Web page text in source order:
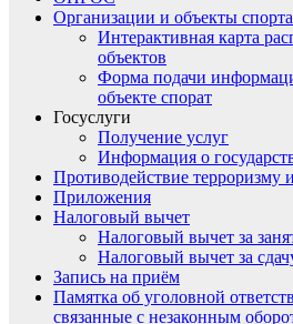
Организации и объекты спорта
Интерактивная карта
объектов
Форма подачи
объекте спорат
Госуслуги
Получение услуг
Информация о
Противодействие терроризму
Приложения
Налоговый вычет
Налоговый вычет за
Налоговый вычет за
Запись на приём
Памятка об уголовной
связанные с незаконным